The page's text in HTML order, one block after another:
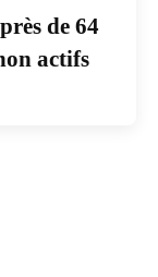
de 64
actifs